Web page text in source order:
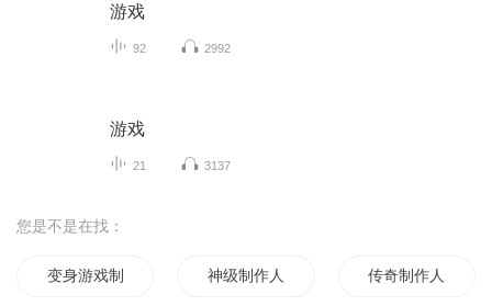
游戏
92 2992
游戏
21 3137
您是不是在找：
变身游戏制作人 神级制作人 传奇制作人